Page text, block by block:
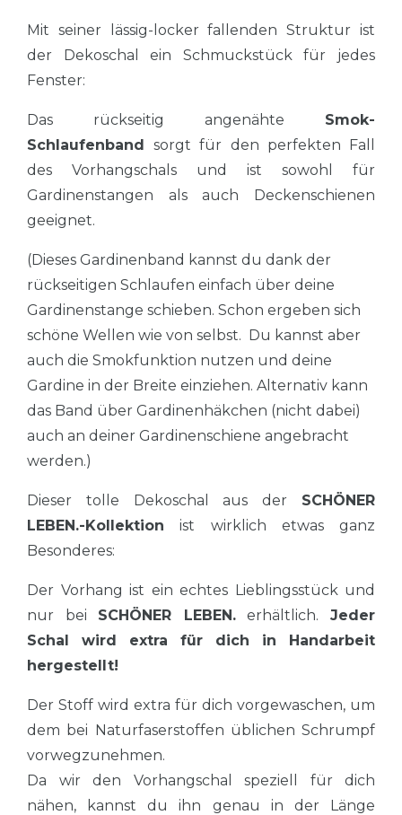
Mit seiner lässig-locker fallenden Struktur ist
der Dekoschal ein Schmuckstück für jedes
Fenster:
Das rückseitig angenähte Smok-
Schlaufenbandsorgt für den perfekten Fall
des Vorhangschals und ist sowohl für
Gardinenstangen als auch Deckenschienen
geeignet.
(Dieses Gardinenband kannst du dank der
rückseitigen Schlaufen einfach über deine
Gardinenstange schieben. Schon ergeben sich
schöne Wellen wie von selbst. Du kannst aber
auch die Smokfunktion nutzen und deine
Gardine in der Breite einziehen. Alternativ kann
das Band über Gardinenhäkchen (nicht dabei)
auch an deiner Gardinenschiene angebracht
werden.)
Dieser tolle Dekoschal aus der SCHÖNER
LEBEN.-Kollektion ist wirklich etwas ganz
Besonderes:
Der Vorhang ist ein echtes Lieblingsstück und
nur bei SCHÖNER LEBEN.erhältlich.Jeder
Schal wird extra für dich in Handarbeit
hergestellt!
Der Stoff wird extra für dich vorgewaschen, um
dem bei Naturfaserstoffen üblichen Schrumpf
vorwegzunehmen.
Da wir den Vorhangschal speziell für dich
nähen, kannst du ihn genau in der Länge